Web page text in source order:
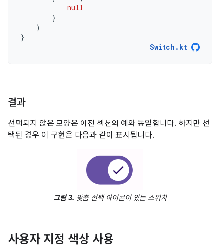
결과
선택되지 않은 모양은 이전 섹션의 예와 동일합니다. 하지만 선
택된 경우 이 구현은 다음과 같이 표시됩니다.
그림 3. 맞춤 선택 아이콘이 있는 스위치
사용자 지정 색상 사용